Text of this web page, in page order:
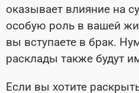
оказывает влияние на
особую роль в вашей
вы вступаете в брак.
расклады также будут
Если вы хотите